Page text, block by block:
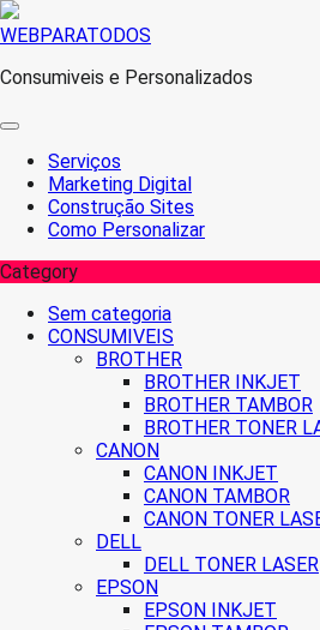
Skip
content
WEBPARATODOS
Consumiveis e Personalizados
Serviços
Marketing Digital
Construção Sites
Como Personalizar
Category
Sem categoria
CONSUMIVEIS
BROTHER
BROTHER INKJET
BROTHER TAMBOR
BROTHER TONER
CANON
CANON INKJET
CANON TAMBOR
CANON TONER
DELL
DELL TONER LASER
EPSON
EPSON INKJET